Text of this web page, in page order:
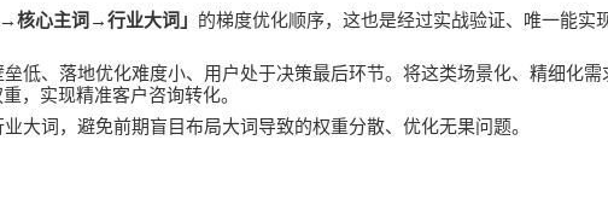
→核心主词 →行业大词」 的梯度优化顺序，这也是经过实战验证、唯一能实
低、落地优化难度小、用户处于决策最后环节。将这类场景化、精细化
，实现精准客户咨询转化。
大词，避免前期盲目布局大词导致的权重分散、优化无果问题。